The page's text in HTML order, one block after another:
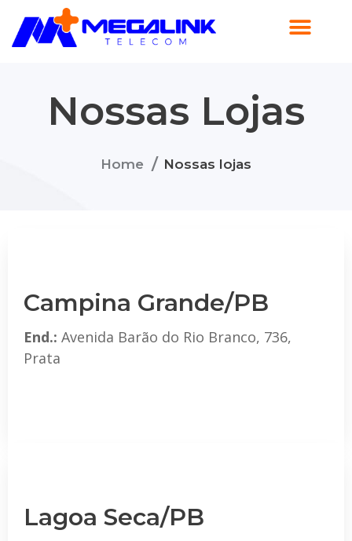
Nossas Lojas
Home / Nossas lojas
Campina Grande/PB
End.: Avenida Barão do Rio Branco, 736,
Prata
Lagoa Seca/PB